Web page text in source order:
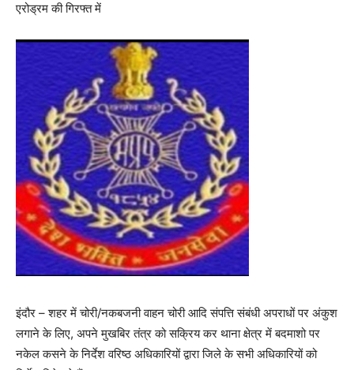
एरोड्रम की गिरफ्त में
इंदौर – शहर में चोरी/नकबजनी वाहन चोरी आदि संपत्ति संबंधी अपराधों पर अंकुश
लगाने के लिए, अपने मुखबिर तंत्र को सक्रिय कर थाना क्षेत्र में बदमाशो पर
नकेल कसने के निर्देश वरिष्ठ अधिकारियों द्वारा जिले के सभी अधिकारियों को